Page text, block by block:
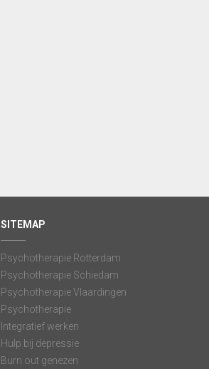
SITEMAP
Psychotherapie Rotterdam
Psychotherapie Schiedam
Psychotherapie Vlaardingen
Psychotherapie
Integratief werken
Hulp bij depressie
Burn out genezen